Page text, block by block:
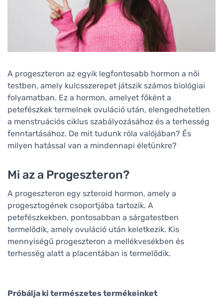
A progeszteron az egyik legfontosabb hormon a női
testben, amely kulcsszerepet játszik számos biológiai
folyamatban. Ez a hormon, amelyet főként a
petefészkek termelnek ovuláció után, elengedhetetlen
a menstruációs ciklus szabályozásához és a terhesség
fenntartásához. De mit tudunk róla valójában? És
milyen hatással van a mindennapi életünkre?
Mi az a Progeszteron?
A progeszteron egy szteroid hormon, amely a
progesztogének csoportjába tartozik. A
petefészkekben, pontosabban a sárgatestben
termelődik, amely ovuláció után keletkezik. Kis
mennyiségű progeszteron a mellékvesékben és
terhesség alatt a placentában is termelődik.
Próbálja ki természetes termékeinket